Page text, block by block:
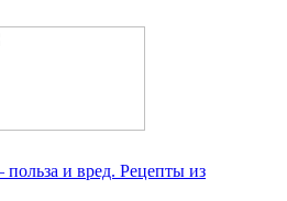
и вред. Рецепты из